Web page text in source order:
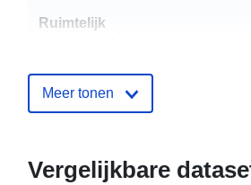
Ruimtelijk
Identificatoren:
2763-
Meer tonen
Vergelijkbare